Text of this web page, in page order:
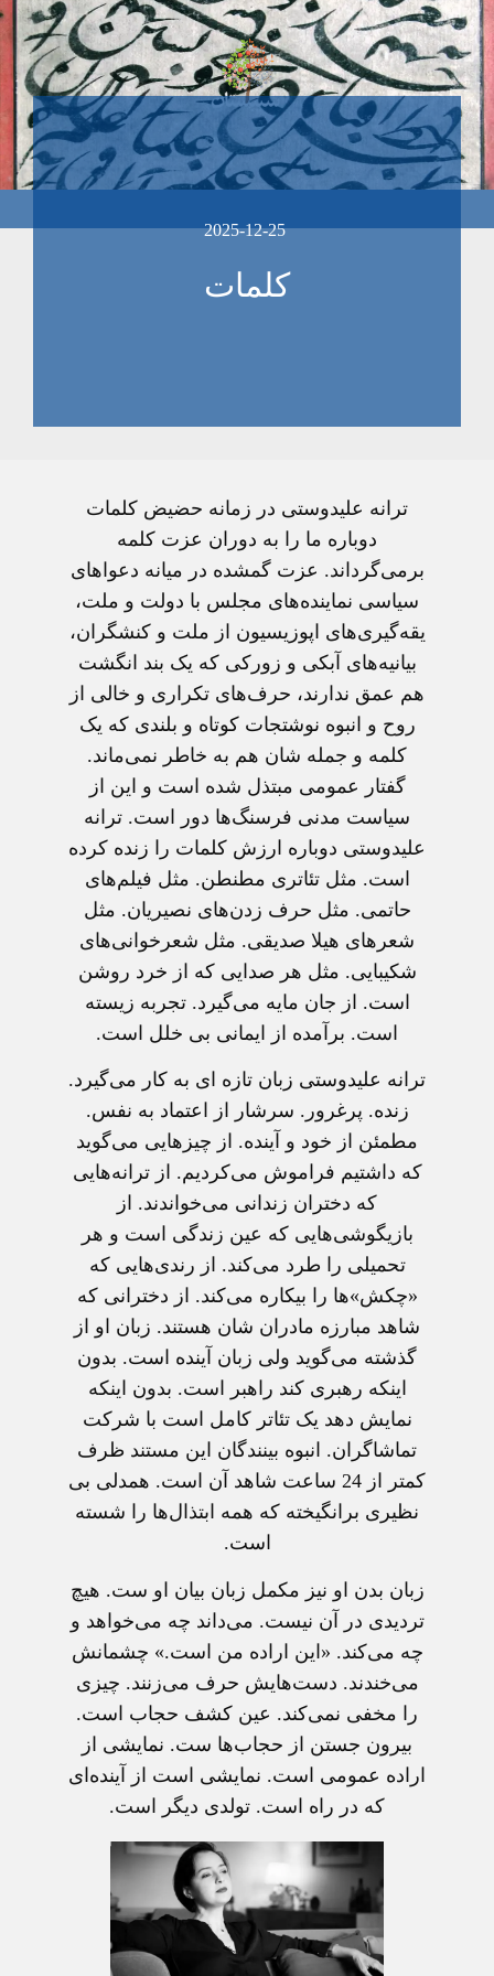
2025-12-25
کلمات
ترانه علیدوستی در زمانه حضیض کلمات
دوباره ما را به دوران عزت کلمه
برمی‌گرداند. عزت گمشده در میانه دعواهای
سیاسی نماینده‌های مجلس با دولت و ملت،
یقه‌گیری‌های اپوزیسیون از ملت و کنشگران،
بیانیه‌های آبکی و زورکی که یک بند انگشت
هم عمق ندارند، حرف‌های تکراری و خالی از
روح و انبوه نوشتجات کوتاه و بلندی که یک
کلمه و جمله شان هم به خاطر نمی‌ماند.
گفتار عمومی مبتذل شده است و این از
سیاست مدنی فرسنگ‌ها دور است. ترانه
علیدوستی دوباره ارزش کلمات را زنده کرده
است. مثل تئاتری مطنطن. مثل فیلم‌های
حاتمی. مثل حرف زدن‌های نصیریان. مثل
شعرهای هیلا صدیقی. مثل شعرخوانی‌های
شکیبایی. مثل هر صدایی که از خرد روشن
است. از جان مایه می‌گیرد. تجربه زیسته
است. برآمده از ایمانی بی خلل است.
ترانه علیدوستی زبان تازه ای به کار می‌گیرد.
زنده. پرغرور. سرشار از اعتماد به نفس.
مطمئن از خود و آینده. از چیزهایی می‌گوید
که داشتیم فراموش می‌کردیم. از ترانه‌هایی
که دختران زندانی می‌خواندند. از
بازیگوشی‌هایی که عین زندگی است و هر
تحمیلی را طرد می‌کند. از رندی‌هایی که
«چکش‌»ها را بیکاره می‌کند. از دخترانی که
شاهد مبارزه مادران شان هستند. زبان او از
گذشته می‌گوید ولی زبان آینده است. بدون
اینکه رهبری کند راهبر است. بدون اینکه
نمایش دهد یک تئاتر کامل است با شرکت
تماشاگران. انبوه بینندگان این مستند ظرف
کمتر از 24 ساعت شاهد آن است. همدلی بی
نظیری برانگیخته که همه ابتذال‌ها را شسته
است.
زبان بدن او نیز مکمل زبان بیان او ست. هیچ
تردیدی در آن نیست. می‌داند چه می‌خواهد و
چه می‌کند. «این اراده من است.» چشمانش
می‌خندند. دست‌هایش حرف می‌زنند. چیزی
را مخفی نمی‌کند. عین کشف حجاب است.
بیرون جستن از حجاب‌ها ست. نمایشی از
اراده عمومی است. نمایشی است از آینده‌ای
که در راه است. تولدی دیگر است.